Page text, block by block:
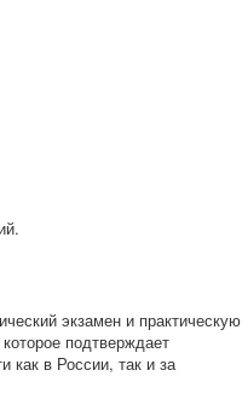
экзамен и практическую
подтверждает
как в России, так и за